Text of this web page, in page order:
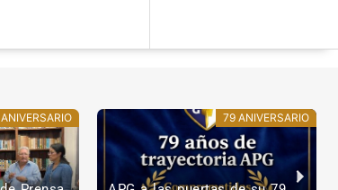
79 ANIVERSARIO